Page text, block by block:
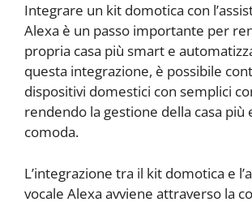
Integrare un kit domotica con
Alexa è un passo importante per
propria casa più smart e
questa integrazione, è possibile
dispositivi domestici con semplici
rendendo la gestione della casa più
comoda.
L’integrazione tra il kit domotica e
vocale Alexa avviene attraverso la